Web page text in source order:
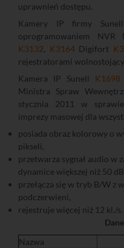
uprawnień dostępu.
Kamery IP firmy
oprogramowaniem NVR
K3132, K3164Digifort
rejestratorami
Kamera IP Sunell K1698
Ministra Spraw
stycznia 2011 w
imprezy masowej dla
posiada obraz kolorowy o
pikseli,
przetwarza sygnał audio w
dynamice większej niż 50
przełącza się w tryb B/W z
podczerwieni,
rejestruje więcej niż 12 kl./s.
Nazwa